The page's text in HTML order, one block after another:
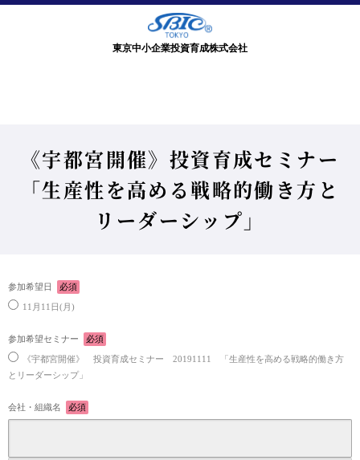
東京中小企業投資育成株式会社
《宇都宮開催》投資育成セミナー
「生産性を高める戦略的働き方と
リーダーシップ」
参加希望日 必須
11月11日(月)
参加希望セミナー 必須
《宇都宮開催》 投資育成セミナー 20191111 「生産性を高める戦略的働き方
とリーダーシップ」
会社・組織名 必須